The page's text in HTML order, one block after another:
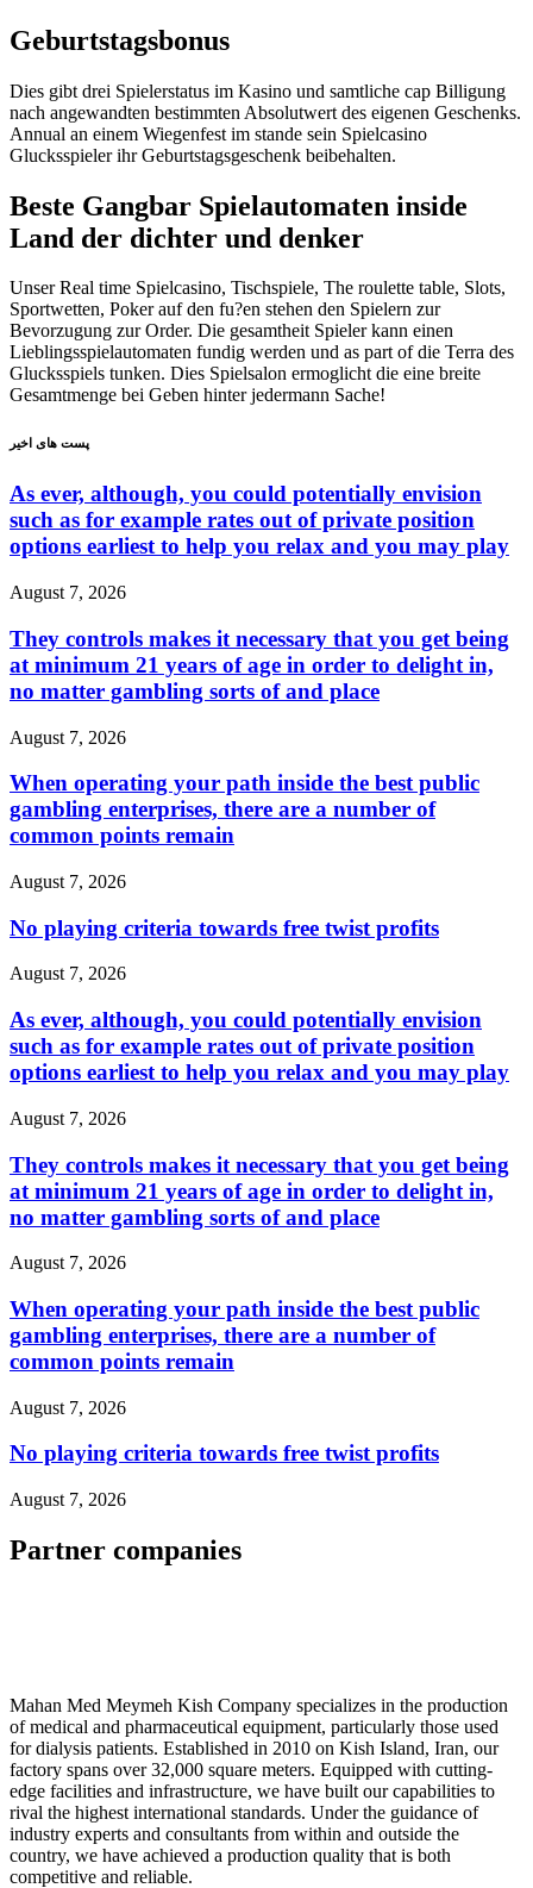
Geburtstagsbonus
Dies gibt drei Spielerstatus im Kasino und samtliche cap Billigung
nach angewandten bestimmten Absolutwert des eigenen Geschenks.
Annual an einem Wiegenfest im stande sein Spielcasino
Glucksspieler ihr Geburtstagsgeschenk beibehalten.
Beste Gangbar Spielautomaten inside
Land der dichter und denker
Unser Real time Spielcasino, Tischspiele, The roulette table, Slots,
Sportwetten, Poker auf den fu?en stehen den Spielern zur
Bevorzugung zur Order. Die gesamtheit Spieler kann einen
Lieblingsspielautomaten fundig werden und as part of die Terra des
Glucksspiels tunken. Dies Spielsalon ermoglicht die eine breite
Gesamtmenge bei Geben hinter jedermann Sache!
پست های اخیر
As ever, although, you could potentially envision
such as for example rates out of private position
options earliest to help you relax and you may play
August 7, 2026
They controls makes it necessary that you get being
at minimum 21 years of age in order to delight in,
no matter gambling sorts of and place
August 7, 2026
When operating your path inside the best public
gambling enterprises, there are a number of
common points remain
August 7, 2026
No playing criteria towards free twist profits
August 7, 2026
As ever, although, you could potentially envision
such as for example rates out of private position
options earliest to help you relax and you may play
August 7, 2026
They controls makes it necessary that you get being
at minimum 21 years of age in order to delight in,
no matter gambling sorts of and place
August 7, 2026
When operating your path inside the best public
gambling enterprises, there are a number of
common points remain
August 7, 2026
No playing criteria towards free twist profits
August 7, 2026
Partner companies
Mahan Med Meymeh Kish Company specializes in the production
of medical and pharmaceutical equipment, particularly those used
for dialysis patients. Established in 2010 on Kish Island, Iran, our
factory spans over 32,000 square meters. Equipped with cutting-
edge facilities and infrastructure, we have built our capabilities to
rival the highest international standards. Under the guidance of
industry experts and consultants from within and outside the
country, we have achieved a production quality that is both
competitive and reliable.